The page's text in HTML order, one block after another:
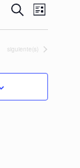
Navegación
de
búsqueda
vistas
Eventos
BuscarNavegación
de
vistas
Evento
Lista
Eventos
siguiente(s)